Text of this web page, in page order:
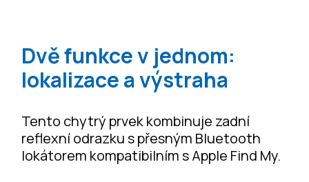
Dvě funkce v jednom:
lokalizace a výstraha
Tento chytrý prvek kombinuje zadní
reflexní odrazku s přesným Bluetooth
lokátorem kompatibilním s Apple Find My.